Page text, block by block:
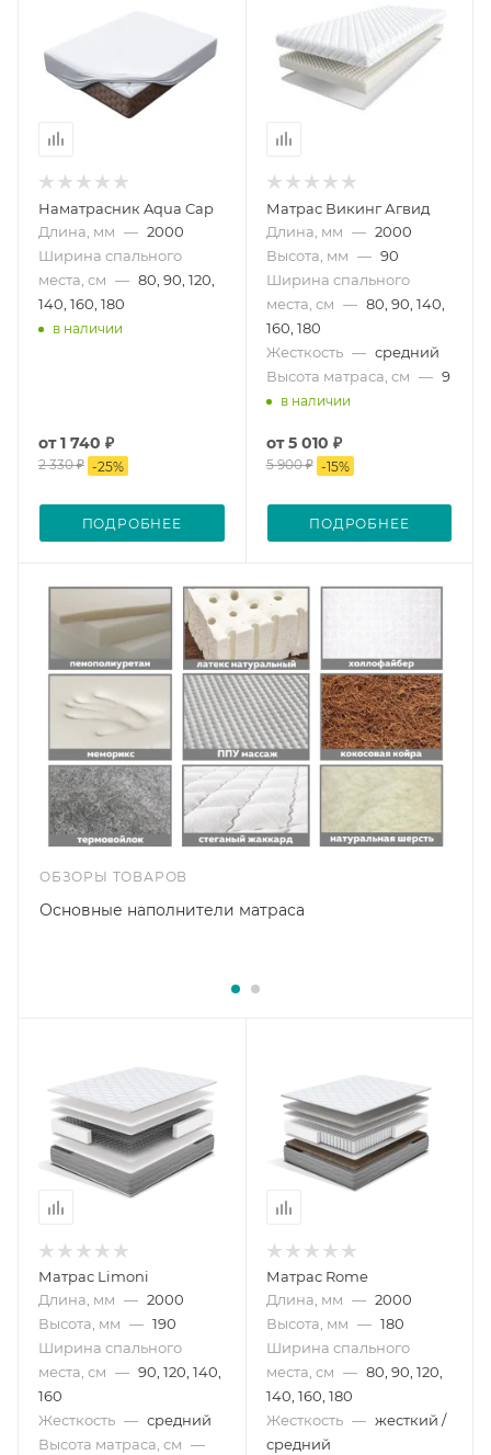
Наматрасник Aqua Cap
Длина, мм — 2000
Ширина спального
места, см — 80, 90, 120,
140, 160, 180
в наличии
от1 740 ₽
2 330 ₽ -25%
ПОДРОБНЕЕ
Матрас Викинг Агвид
Длина, мм — 2000
Высота, мм — 90
Ширина спального
места, см — 80, 90, 140,
160, 180
Жесткость — средний
Высота матраса, см — 9
в наличии
от5 010 ₽
5 900 ₽ -15%
ПОДРОБНЕЕ
ОБЗОРЫ ТОВАРОВ
Основные наполнители матраса
Матрас Limoni
Длина, мм — 2000
Высота, мм — 190
Ширина спального
места, см — 90, 120, 140,
160
Жесткость — средний
Высота матраса, см —
Матрас Rome
Длина, мм — 2000
Высота, мм — 180
Ширина спального
места, см — 80, 90, 120,
140, 160, 180
Жесткость — жесткий /
средний